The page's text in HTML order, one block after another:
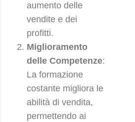
aumento delle
vendite e dei
profitti.
Miglioramento
delle Competenze:
La formazione
costante migliora le
abilità di vendita,
permettendo ai